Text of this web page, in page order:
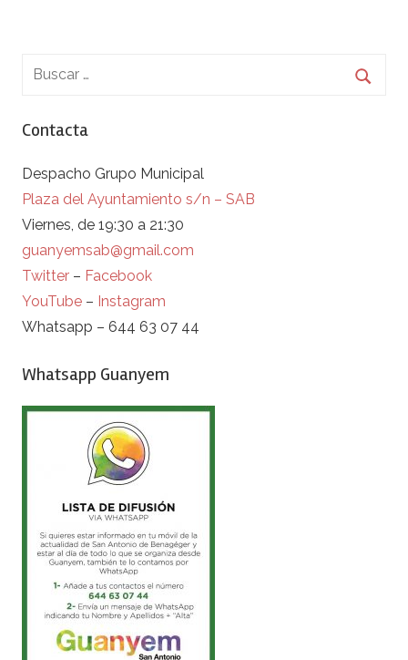
Contacta
Despacho Grupo Municipal
Plaza del Ayuntamiento s/n – SAB
Viernes, de 19:30 a 21:30
guanyemsab@gmail.com
Twitter – Facebook
YouTube – Instagram
Whatsapp – 644 63 07 44
Whatsapp Guanyem